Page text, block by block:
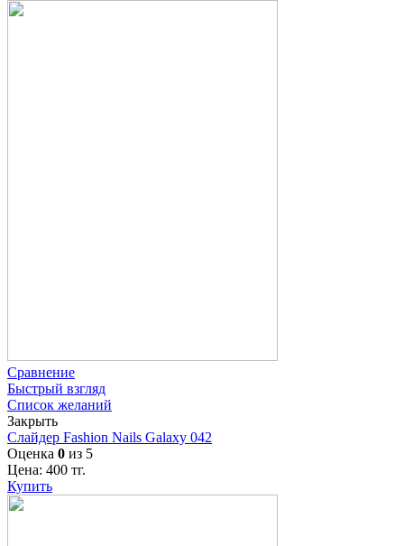
Сравнение
Быстрый взгляд
Список желаний
Закрыть
Слайдер Fashion Nails Galaxy 042
Оценка 0 из 5
Цена: 400 тг.
Купить